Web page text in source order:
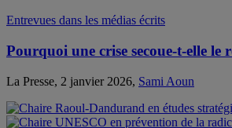
Entrevues dans les médias écrits
Pourquoi une crise secoue-t-elle le
La Presse, 2 janvier 2026, Sami Aoun